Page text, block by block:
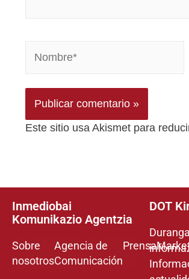
Este sitio usa Akismet para
Inmediobai
Komunikazio Agentzia
Sobre
nosotros
Agencia de
Comunicación
Prensa
DOT